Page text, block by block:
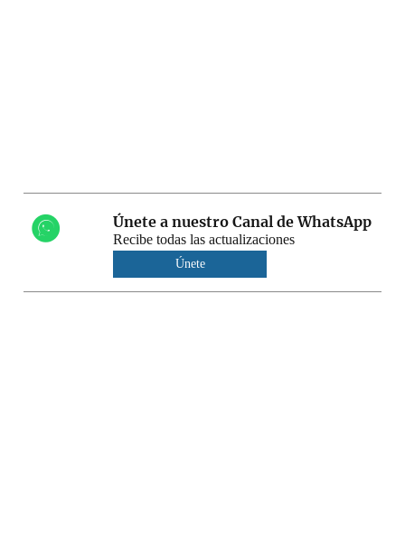
Únete a nuestro Canal de WhatsApp
Recibe todas las actualizaciones
Únete